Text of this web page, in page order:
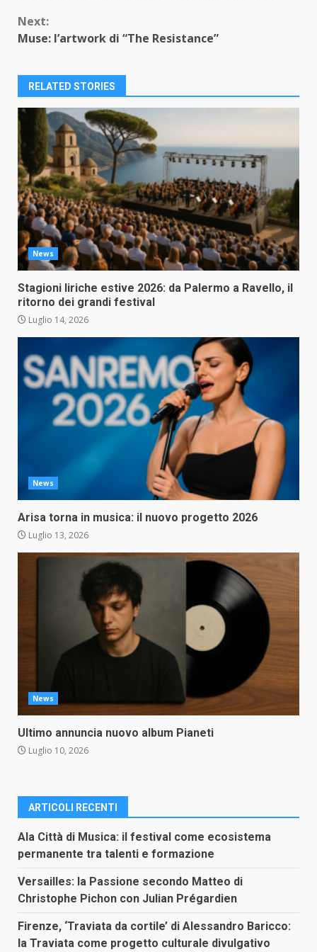
Next:
Muse: l’artwork di “The Resistance”
RELATED STORIES
News
Stagioni liriche estive 2026: da Palermo a Ravello, il
ritorno dei grandi festival
Luglio 14, 2026
News
Arisa torna in musica: il nuovo progetto 2026
Luglio 13, 2026
News
Ultimo annuncia nuovo album Pianeti
Luglio 10, 2026
ARTICOLI RECENTI
Ala Città di Musica: il festival come ecosistema
permanente tra talenti e formazione
Versailles: la Passione secondo Matteo di
Christophe Pichon con Julian Prégardien
Firenze, ‘Traviata da cortile’ di Alessandro Baricco:
la Traviata come progetto culturale divulgativo